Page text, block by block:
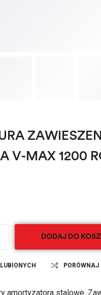
V-MAX 1200
DODAJ DO
PORÓWNAJ
amortyzatora stalowe,